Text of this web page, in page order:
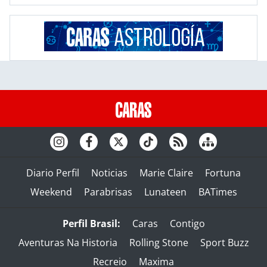
Diario Perfil Noticias Marie Claire
Fortuna
Weekend
Parabrisas Lunateen BATimes
Perfil Brasil: Caras
Contigo
Aventuras Na Historia
Rolling Stone
Sport Buzz
Recreio
Maxima